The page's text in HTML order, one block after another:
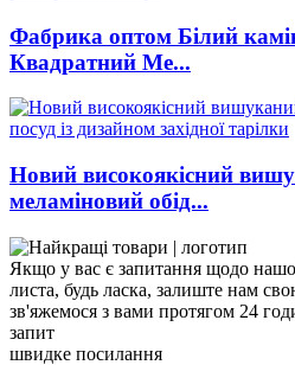
Фабрика оптом Білий
Квадратний Ме...
Новий високоякісний
меламіновий обід...
Якщо у вас є запитання щодо
листа, будь ласка, залиште нам
зв'яжемося з вами протягом 24
запит
швидке посилання